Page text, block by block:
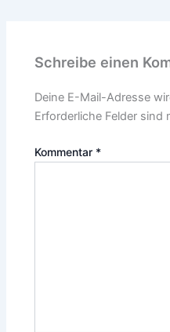
Schreibe einen
Deine E-Mail-Adresse
Erforderliche Felder sind
Kommentar *